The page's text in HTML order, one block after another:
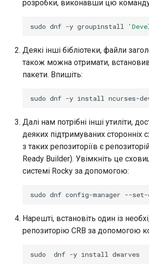
розробки, виконавши цю
sudo dnf -y groupinstall
Деякі інші бібліотеки, файли
також можна отримати,
пакети. Впишіть:
sudo dnf -y install ncurses-
Далі нам потрібні інші утиліти,
деяких підтримуваних
з таких репозиторіїв є
Ready Builder). Увімкніть це
системі Rocky за допомогою:
sudo dnf config-manager --set-
Нарешті, встановіть один із
репозиторію CRB за допомогою
sudo dnf -y install